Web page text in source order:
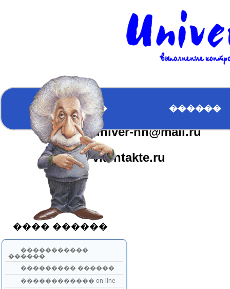
��������
�������
ICQ:617163610
univer-nn@mail.ru
vkontakte.ru
������� ������
����� ������
���� ������
�����������
������
��������� ������
������������ on-line